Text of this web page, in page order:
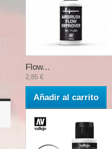
Flow...
2,85 €
Añadir al carrito